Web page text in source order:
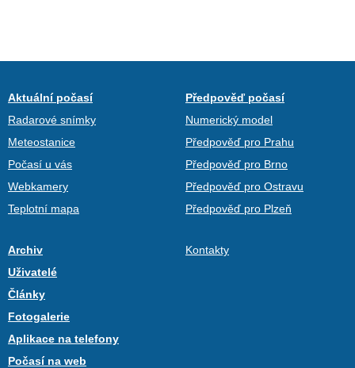
Aktuální počasí
Radarové snímky
Meteostanice
Počasí u vás
Webkamery
Teplotní mapa
Předpověď počasí
Numerický model
Předpověď pro Prahu
Předpověď pro Brno
Předpověď pro Ostravu
Předpověď pro Plzeň
Archiv
Uživatelé
Články
Fotogalerie
Aplikace na telefony
Počasí na web
Kontakty